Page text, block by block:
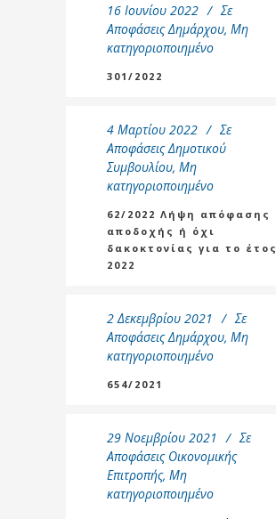
16 Ιουνίου 2022
Σε
Αποφάσεις Δημάρχου, Μη
κατηγοριοποιημένο
301/2022
4 Μαρτίου 2022
Σε
Αποφάσεις Δημοτικού
Συμβουλίου, Μη
κατηγοριοποιημένο
62/2022 Λήψη απόφασης
αποδοχής ή όχι
δακοκτονίας για το έτος
2022
2 Δεκεμβρίου 2021
Σε
Αποφάσεις Δημάρχου, Μη
κατηγοριοποιημένο
654/2021
29 Νοεμβρίου 2021
Σε
Αποφάσεις Οικονομικής
Επιτροπής, Μη
κατηγοριοποιημένο